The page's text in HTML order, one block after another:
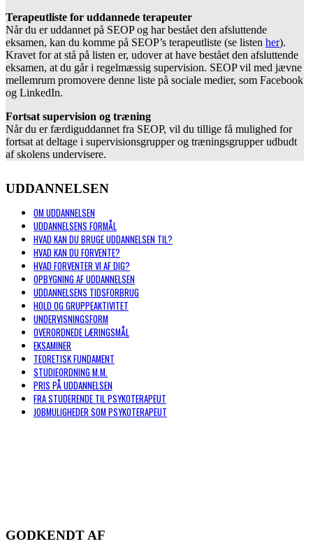
Terapeutliste for uddannede terapeuter
Når du er uddannet på SEOP og har bestået den afsluttende
eksamen, kan du komme på SEOP’s terapeutliste (se listen her).
Kravet for at stå på listen er, udover at have bestået den afsluttende
eksamen, at du går i regelmæssig supervision. SEOP vil med jævne
mellemrum promovere denne liste på sociale medier, som Facebook
og LinkedIn.
Fortsat supervision og træning
Når du er færdiguddannet fra SEOP, vil du tillige få mulighed for
fortsat at deltage i supervisionsgrupper og træningsgrupper udbudt
af skolens undervisere.
UDDANNELSEN
OM UDDANNELSEN
UDDANNELSENS FORMÅL
HVAD KAN DU BRUGE UDDANNELSEN TIL?
HVAD KAN DU FORVENTE?
HVAD FORVENTER VI AF DIG?
OPBYGNING AF UDDANNELSEN
UDDANNELSENS TIDSFORBRUG
HOLD OG GRUPPEAKTIVITET
UNDERVISNINGSFORM
OVERORDNEDE LÆRINGSMÅL
EKSAMINER
TEORETISK FUNDAMENT
STUDIEORDNING M.M.
PRIS PÅ UDDANNELSEN
FRA STUDERENDE TIL PSYKOTERAPEUT
JOBMULIGHEDER SOM PSYKOTERAPEUT
GODKENDT AF